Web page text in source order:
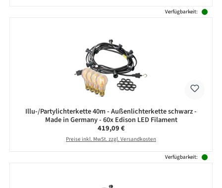
Verfügbarkeit:
Illu-/Partylichterkette 40m - Außenlichterkette schwarz -
Made in Germany - 60x Edison LED Filament
Regulärer Preis:
419,09 €
Preise inkl. MwSt. zzgl. Versandkosten
Verfügbarkeit: